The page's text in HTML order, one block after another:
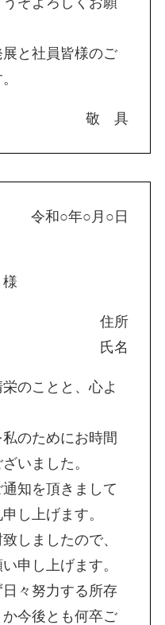
と社員皆様のご
敬 具
令和○年○月○日
住所
氏名
のことと、心よ
のためにお時間
いました。
知を頂きまして
し上げます。
しましたので、
申し上げます。
々努力する所存
今後とも何卒ご